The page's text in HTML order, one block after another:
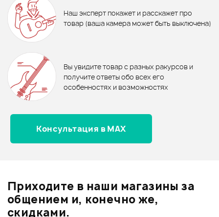
ПЕРЕХОДНИК FORCE CFA-031
В корзину
Ожидается
ХИТ
630 ₽
ГИТАРНЫЙ КАБЕЛЬ FORCE
FGC-09/4,5
В корзину
610 ₽
Кабель инструментальный
Отзывы
0.0
Оценка5
Оценка4
Оценка1
Шнуры JACK-JACK - новинки
Наш эксперт покажет и расскажет про
товар (ваша камера может быть выключена)
Вы увидите товар с разных ракурсов и
получите ответы обо всех его
особенностях и возможностях
Консультация в MAX
Приходите в наши магазины за
общением и, конечно же,
скидками.